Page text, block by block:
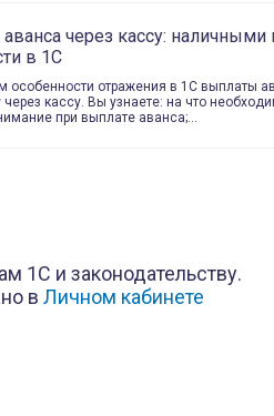
через кассу: наличными
в 1С
особенности отражения в 1С выплаты
через кассу. Вы узнаете: на что
при выплате аванса;…
1С и законодательству.
в Личном кабинете